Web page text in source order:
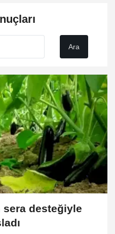
sera desteğiyle